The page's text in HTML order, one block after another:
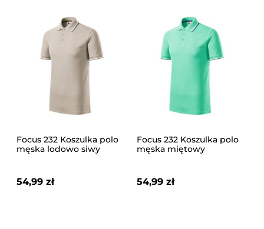
Focus 232 Koszulka polo
męska lodowo siwy
54,99 zł
Focus 232 Koszulka polo
męska miętowy
54,99 zł